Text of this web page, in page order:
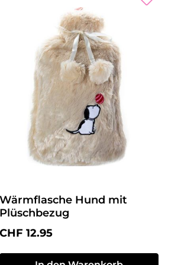
Wärmflasche Hund mit
Plüschbezug
Regulärer Preis:
CHF 12.95